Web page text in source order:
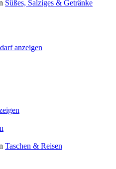
Süßes, Salziges & Getränke
anzeigen
Taschen & Reisen